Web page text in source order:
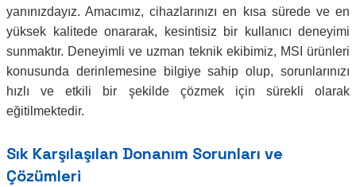
yanınızdayız. Amacımız, cihazlarınızı en kısa sürede ve en
yüksek kalitede onararak, kesintisiz bir kullanıcı deneyimi
sunmaktır. Deneyimli ve uzman teknik ekibimiz, MSI ürünleri
konusunda derinlemesine bilgiye sahip olup, sorunlarınızı
hızlı ve etkili bir şekilde çözmek için sürekli olarak
eğitilmektedir.
Sık Karşılaşılan Donanım Sorunları ve
Çözümleri